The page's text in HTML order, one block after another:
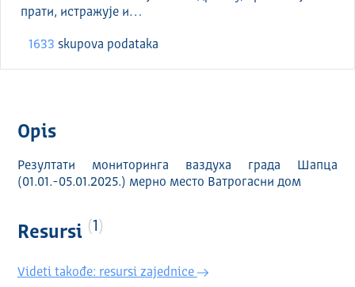
прати, истражује и…
1633 skupova podataka
Opis
Резултати мониторинга ваздуха града Шапца
(01.01.-05.01.2025.) мерно место Ватрогасни дом
Resursi 1
Videti takođe: resursi zajednice